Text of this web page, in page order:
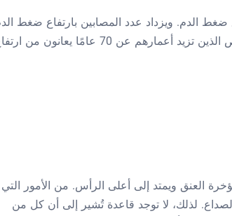
الدم. ويزداد عدد المصابين بارتفاع ضغط
مع التقدم في السن. وقد أظهرت الدراسات أن 60% من الأشخاص الذين تزيد أعمارهم عن 70 عامًا يعانون
العنق ويمتد إلى أعلى الرأس. من الأمور التي
لذلك، لا توجد قاعدة تُشير إلى أن كل من